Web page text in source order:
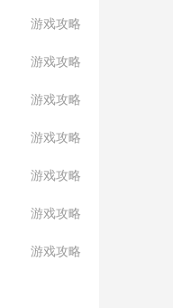
游戏攻略
游戏攻略
游戏攻略
游戏攻略
游戏攻略
游戏攻略
游戏攻略